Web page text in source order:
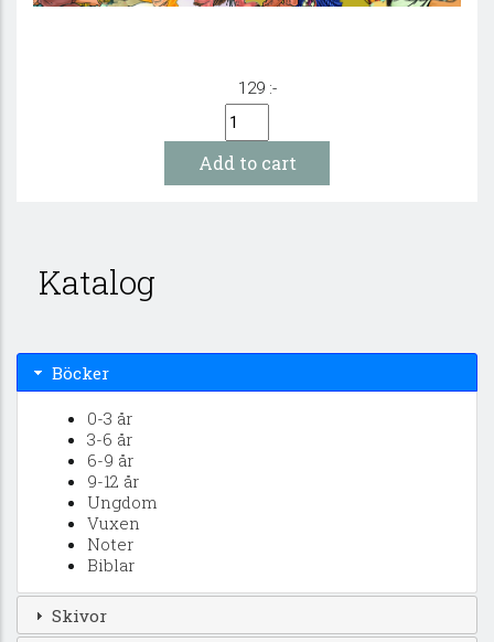
129 :-
Katalog
Böcker
0-3 år
3-6 år
6-9 år
9-12 år
Ungdom
Vuxen
Noter
Biblar
Skivor